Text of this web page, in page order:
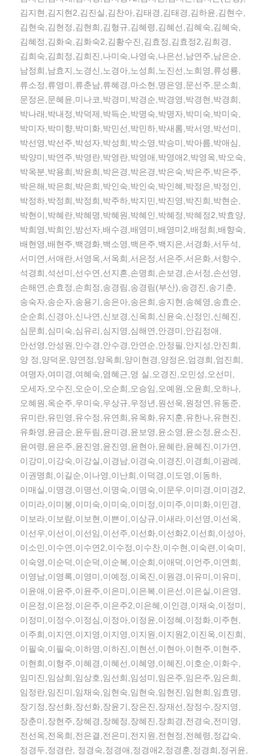
김지현,김지현2,김진실,김찬아,김태경,김태경,김하윤,김현수,
김현숙,김현정,김현희,김형규,김혜령,김혜선,김혜숙,김혜숙,
김혜정,김화숙,김화숙2,김황수진,김효정,김효정2,김희경,
김희숙,김희정,김희진,나미숙,나영숙,나은선,남연주,남은순,
남정희,남효지,노경신,노경아,노성희,노진선,노희영,류성룡,
류소정,류영미,류춘남,류혜경,마소현,명은영,문선주,문소희,
문정은,문혜윤,미나코,박경미,박경순,박경영,박경현,박경희,
박나래,박내정,박덕제,박득순,박명숙,박명자,박미숙,박미숙,
박미자,박미향,박미화,박민선,박민하,박새롬,박서영,박선미,
박선영,박선주,박성자,박성희,박소영,박승미,박아름,박애심,
박양미,박연주,박영란,박영란,박영애,박영애2,박영옥,박오숙,
박옥분,박용희,박윤희,박은경,박은경,박은숙,박은주,박은주,
박은해,박은희,박은희,박인숙,박인숙,박인혜,박정은,박정인,
박정하,박정희,박정희,박주하,박지민,박진영,박진희,박현순,
박현이,박혜란,박혜명,박혜원,박혜인,박혜정,박혜정2,박효양,
박희영,박희인,방선자,배수경,배영미,배영미2,배정희,배향숙,
배현영,배현주,백경화,백소영,백은주,백지은,서경화,서두석,
서미연,서애란,서영옥,서옥희,서은정,서은주,서은화,서향수,
석경희,석선미,선수연,선지흔,손명희,손보경,손서정,손선영,
손해연,손효정,손희정,송경림,송경림(부산),송경진,송기춘,
송숙자,송순자,송용기,송은아,송은희,송지현,송혜영,송효순,
순순희,신경아,신나연,신보경,신옥희,신윤숙,신정인,신혜진,
심문희,심미숙,심유리,심지영,심해연,안경미,안김정애,
안선영,안성원,안수경,안수경,안연순,안정필,안지성,안진희,
양 정,양덕운,양연정,양옥희,양이현경,양정은,엄경희,엄진희,
여명자,여미경,여혜숙,염혜근,영 실,오경진,오민성,오선미,
오세자,오수진,오순이,오순희,오승임,오예원,오윤희,오하나,
오혜원,옥순주,우미숙,우상규,우정년,원선욱,원정연,유동준,
유미란,유민영,유수정,유연희,유옥화,유지훈,유한나,유현진,
유화영,윤금순,윤두림,윤미경,윤보영,윤소영,윤소정,윤소진,
윤여령,윤은주,윤진영,윤진영,윤현아,윤혜란,윤혜진,이가연,
이강미,이강숙,이강실,이경남,이경숙,이경진,이경희,이광례,
이권명희,이길순,이나영,이난희,이덕경,이도영,이동하,
이매실,이명경,이명선,이명숙,이명숙,이문우,이미경,이미경2,
이미라,이미봉,이미숙,이미숙,이미정,이미주,이미화,이민경,
이보라,이보람,이보현,이쁜이,이상규,이새라,이선영,이선옥,
이선우,이선이,이선임,이선주,이선화,이선화2,이선희,이성아,
이소민,이수연,이수연2,이수정,이수찬,이수현,이숙련,이숙미,
이숙영,이순덕,이순덕,이순복,이순희,이애덕,이언주,이연희,
이영남,이영록,이영미,이예정,이옥진,이원경,이유미,이유미,
이윤애,이윤주,이윤주,이은미,이은복,이은선,이은실,이은영,
이은정,이은정,이은주,이은주2,이은혜,이인경,이재숙,이정미,
이정미,이정수,이정심,이정아,이정윤,이정혜,이정화,이주현,
이주희,이지연,이지영,이지영,이지원,이지원2,이진옥,이진희,
이필숙,이필숙,이하영,이하진,이현선,이현아,이현주,이현주,
이현희,이형주,이혜경,이혜선,이혜영,이혜진,이호순,이화수,
임미진,임삼희,임상호,임선희,임성미,임은주,임은주,임은희,
임정란,임진미,임채숙,임현숙,임현숙,임현진,임현희,임효명,
장기정,장선화,장선화,장윤기,장은진,장재선,장정수,장지영,
장춘미,장현주,장혜경,장혜정,장혜진,장희경,전경숙,전미영,
전선옥,전옥희,전은결,전은미,전지원,전현정,전혜령,정갑숙,
정경두,정경란, 정경숙,정경애,정경애2,정경훈,정경희,정귀윤,